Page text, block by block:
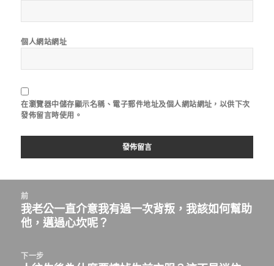
個人網站網址
在瀏覽器中儲存顯示名稱、電子郵件地址及個人網站網址，以供下次
發佈留言時使用。
前
上
一
文
我老公一直介意我有過一次背叛，我該如何幫助
他，邁過心坎呢？
下一步